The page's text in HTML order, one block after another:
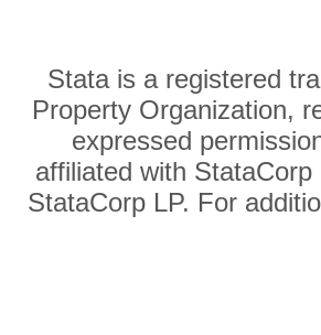
Stata is a registered
Property Organization,
expressed
affiliated with
StataCorp LP. For